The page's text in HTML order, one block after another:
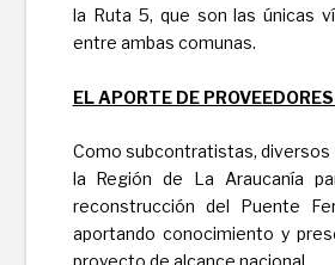
la Ruta 5, que son las únicas
entre ambas comunas.
EL APORTE DE
Como subcontratistas,
la Región de La Araucanía
reconstrucción del Puente
aportando conocimiento y